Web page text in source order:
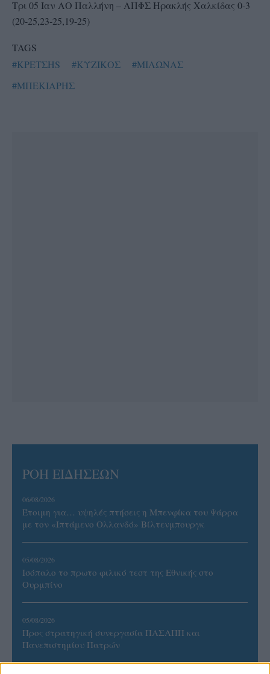
Τρι 05 Ιαν ΑΟ Παλλήνη – ΑΠΦΣ Ηρακλής Χαλκίδας 0-3
(20-25,23-25,19-25)
TAGS
#ΚΡΕΤΣΗS
#ΚΥΖΙΚΟΣ
#ΜΙΛΩΝΑΣ
#ΜΠΕΚΙΑΡΗΣ
ΡΟΗ ΕΙΔΗΣΕΩΝ
06/08/2026
Έτοιμη για… υψηλές πτήσεις η Μπενφίκα του Ψάρρα
με τον «Ιπτάμενο Ολλανδό» Βίλτενμπουργκ
05/08/2026
Ισόπαλο το πρωτο φιλικό τεστ της Εθνικής στο
Ουρμπίνο
05/08/2026
Προς στρατηγική συνεργασία ΠΑΣΑΠΠ και
Πανεπιστημίου Πατρών